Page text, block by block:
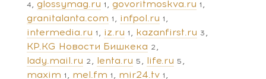
4 glossymag.ru 1 govoritmoskva.ru 1
granitalanta.com 1 infpol.ru 1
intermedia.ru 1 iz.ru 1 kazanfirst.ru 3
KP.KG Новости Бишкека 2
lady.mail.ru 2 lenta.ru 5 life.ru 5
maxim 1 mel.fm 1 mir24.tv 1